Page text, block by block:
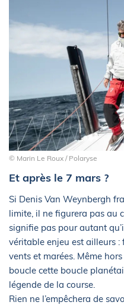
© Marin Le Roux / Polaryse
Et après le 7 mars ?
Si Denis Van Weynbergh
limite, il ne figurera pas au
signifie pas pour autant
véritable enjeu est ailleurs :
vents et marées. Même
boucle cette boucle
légende de la course.
Rien ne l’empêchera de